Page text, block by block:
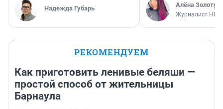
Надежда Губарь Алёна
Журналист НГС
РЕКОМЕНДУЕМ
Как приготовить ленивые беляши —
простой способ от жительницы
Барнаула